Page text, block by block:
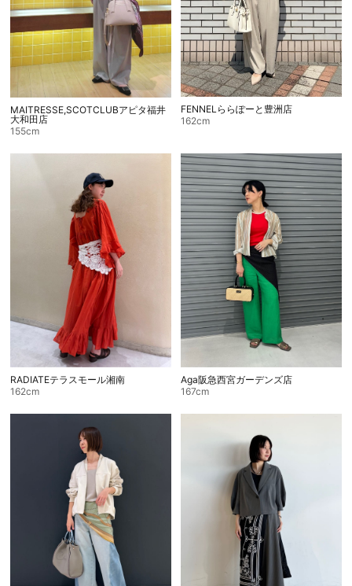
MAITRESSE,SCOTCLUBアピタ福井
大和田店
155cm
FENNELららぽーと豊洲店
162cm
RADIATEテラスモール湘南
162cm
Aga阪急西宮ガーデンズ店
167cm